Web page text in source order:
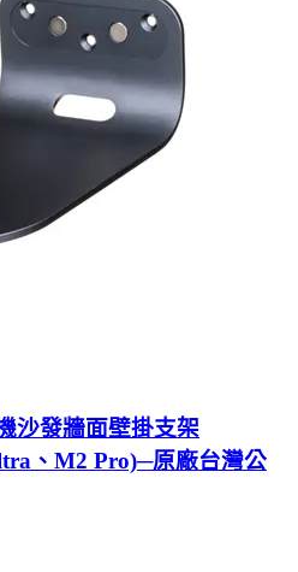
沙發牆面壁掛支架
、M2 Pro)─原廠台灣公